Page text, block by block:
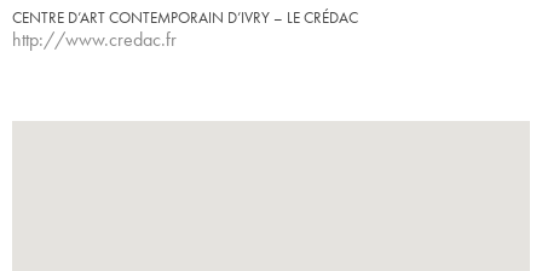
CENTRE D’ART CONTEMPORAIN D’IVRY – LE CRÉDAC
http://www.credac.fr